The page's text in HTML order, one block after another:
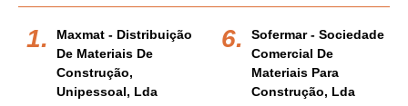
Maxmat - Distribuição
De Materiais De
Construção,
Unipessoal, Lda
Sofermar - Sociedade
Comercial De
Materiais Para
Construção, Lda